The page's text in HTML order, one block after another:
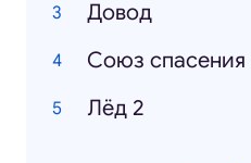
Довод
Союз cпасения
Лёд 2